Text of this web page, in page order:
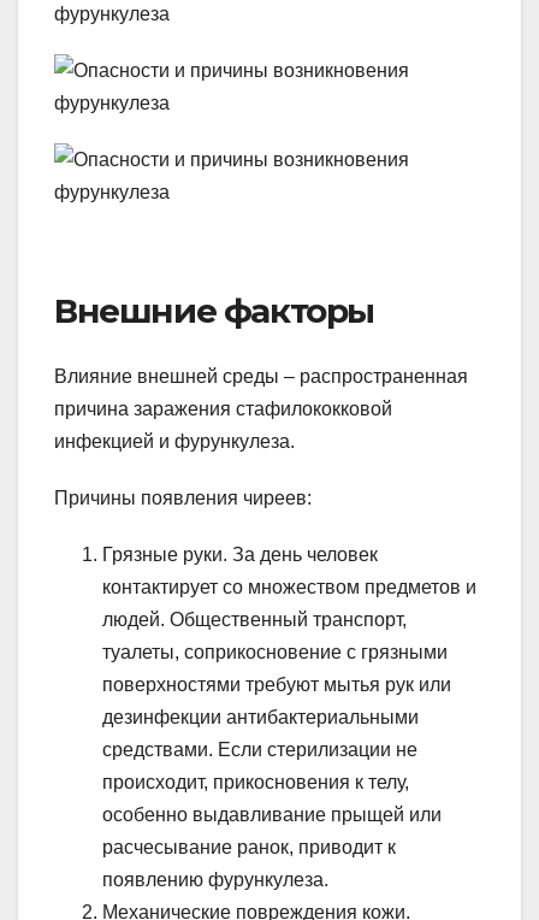
Внешние факторы
Влияние внешней среды – распространенная
причина заражения стафилококковой
инфекцией и фурункулеза.
Причины появления чиреев:
Грязные руки. За день человек
контактирует со множеством предметов и
людей. Общественный транспорт,
туалеты, соприкосновение с грязными
поверхностями требуют мытья рук или
дезинфекции антибактериальными
средствами. Если стерилизации не
происходит, прикосновения к телу,
особенно выдавливание прыщей или
расчесывание ранок, приводит к
появлению фурункулеза.
Механические повреждения кожи.